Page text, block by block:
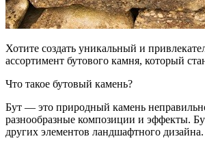
Хотите создать уникальный и
ассортимент бутового камня, который
Что такое бутовый камень?
Бут — это природный камень
разнообразные композиции и эффекты.
других элементов ландшафтного дизайна.